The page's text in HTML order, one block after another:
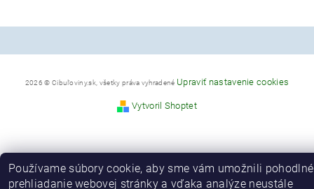
2026 © Cibuľoviny.sk, všetky práva vyhradené Upraviť nastavenie cookies
Vytvoril Shoptet
Používame súbory cookie, aby sme vám umožnili pohodlné
prehliadanie webovej stránky a vďaka analýze neustále